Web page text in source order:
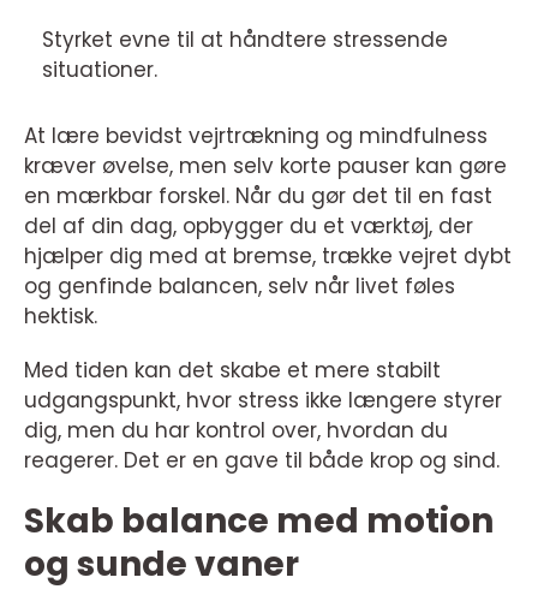
Styrket evne til at håndtere stressende
situationer.
At lære bevidst vejrtrækning og mindfulness
kræver øvelse, men selv korte pauser kan gøre
en mærkbar forskel. Når du gør det til en fast
del af din dag, opbygger du et værktøj, der
hjælper dig med at bremse, trække vejret dybt
og genfinde balancen, selv når livet føles
hektisk.
Med tiden kan det skabe et mere stabilt
udgangspunkt, hvor stress ikke længere styrer
dig, men du har kontrol over, hvordan du
reagerer. Det er en gave til både krop og sind.
Skab balance med motion
og sunde vaner